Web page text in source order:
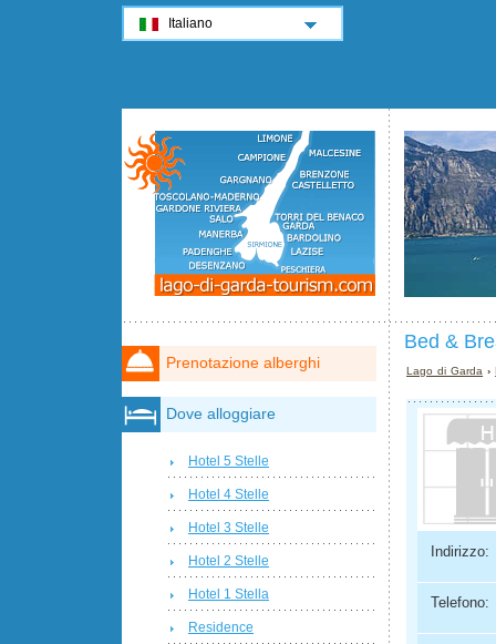
Bed &
Lago di Garda ›
Indirizzo:
Telefono:
Prenotazione alberghi
Dove alloggiare
Hotel 5 Stelle
Hotel 4 Stelle
Hotel 3 Stelle
Hotel 2 Stelle
Hotel 1 Stella
Residence
Italiano